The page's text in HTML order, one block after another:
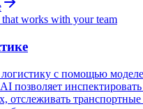
с помощью
позволяет
отслеживать транспортные